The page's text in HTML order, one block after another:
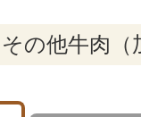
その他牛肉（